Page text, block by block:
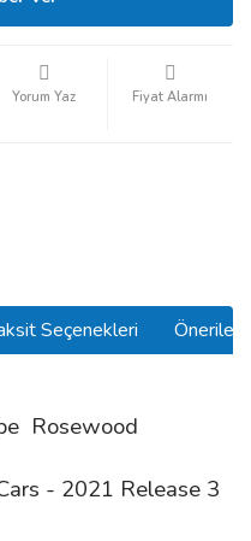
Yorum Yaz Fiyat Alarmı
Seçenekleri
Rosewood
- 2021 Release 3